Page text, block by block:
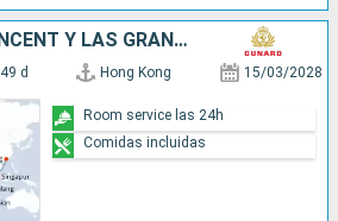
SUDAFRICA, SAN VINCENT Y LAS GRANADINAS, MALASIA, TAILANDIA, REINO UNIDO, PORTUGAL, SINGAPUR, ESPAÑA, CHINA, MAURICE
49 d Hong Kong 15/03/2028
Room service las 24h
Comidas incluidas